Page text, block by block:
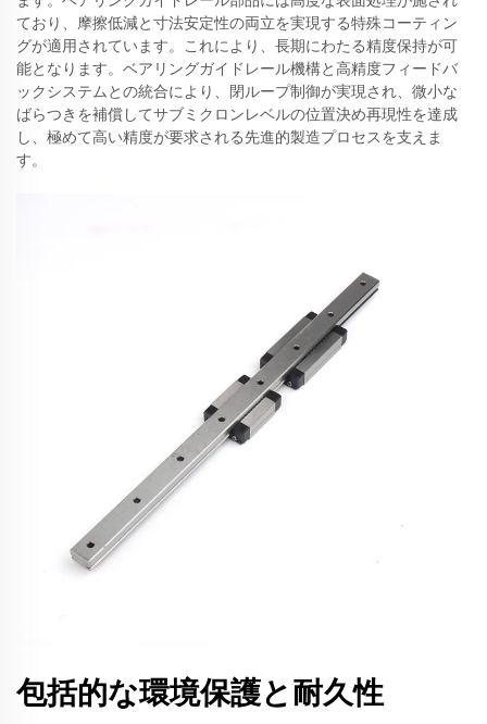
ており、摩擦低減と寸法安定性の両立を実現する特殊コーティン
グが適用されています。これにより、長期にわたる精度保持が可
能となります。ベアリングガイドレール機構と高精度フィードバ
ックシステムとの統合により、閉ループ制御が実現され、微小な
ばらつきを補償してサブミクロンレベルの位置決め再現性を達成
し、極めて高い精度が要求される先進的製造プロセスを支えま
す。
包括的な環境保護と耐久性